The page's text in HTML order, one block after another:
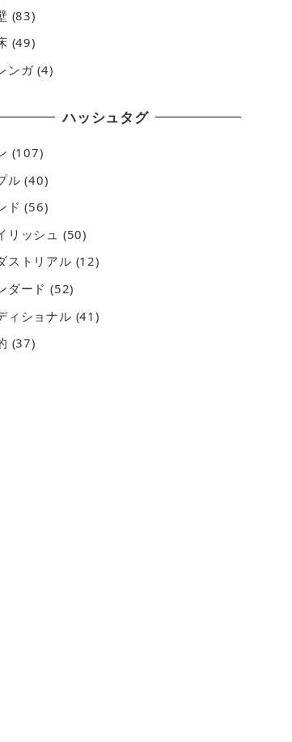
(83)
(49)
ンガ (4)
ハッシュタグ
(107)
ル (40)
ド (56)
リッシュ (50)
ストリアル (12)
ダード (52)
ィショナル (41)
(37)